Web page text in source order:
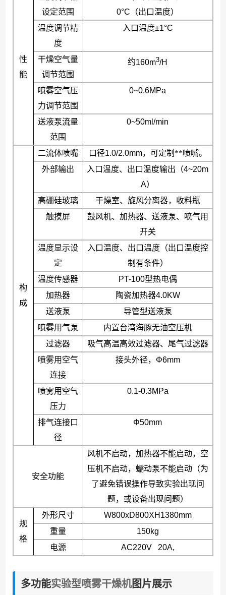
性
能
设定范围
0°C （出口温度）
温度调节精
度
入口温度±1°C
干燥空气量
调节范围
约160m3/H
喷雾空气压
力调节范围
0~0.6MPa
送液泵流量
范围
0~50ml/min
构
成
二流体喷嘴 口径1.0/2.0mm，可定制**喷嘴。
外部输出
入口温度、出口温度输出（4~20m
A）
高硼硅玻璃
干燥室、旋风分离器，收料瓶
触摸屏
鼓风机、加热器、送液泵、喷气用
开关
温度显示设
定
入口温度、出口温度（出口温度控
制有条件）
温度传感器
PT-100型热电偶
加热器
陶瓷加热器4.0KW
送液泵
导管型送液泵
喷雾用气泵
内置台湾海豚无油空压机
过滤器
吸气高温高效过滤器、尾气过滤器
喷雾用空气
连接
接头外径， Φ6mm
喷雾用空气
压力
0.1-0.3MPa
排气连接口
径
Φ50mm
安全功能
风机不启动，加热器不能启动，空
压机不启动，蠕动泵不能启动（为
了避免错误操作导致实验出现问
题，或设备出现问题）
规
格
外形尺寸
W800xD800XH1380mm
重量
150kg
电源
AC220V 20A,
多功能实验型喷雾干燥机图片展示